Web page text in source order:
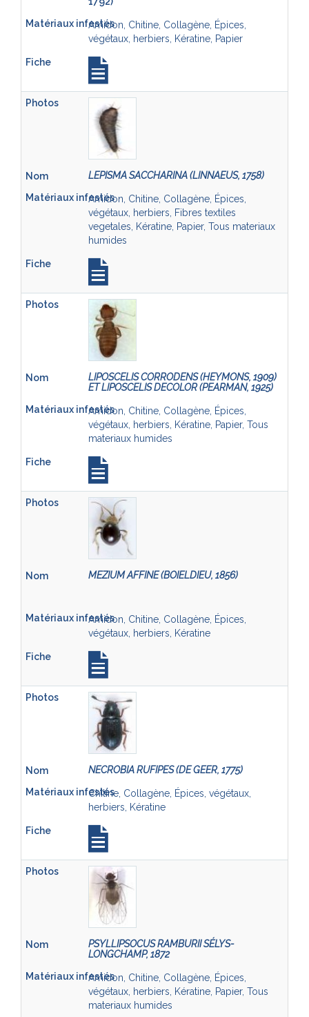
Amidon, Chitine, Collagène, Épices,
végétaux, herbiers, Kératine, Papier
LEPISMA SACCHARINA (LINNAEUS, 1758)
Amidon, Chitine, Collagène, Épices,
végétaux, herbiers, Fibres textiles
vegetales, Kératine, Papier, Tous materiaux
humides
LIPOSCELIS CORRODENS (HEYMONS, 1909)
ET LIPOSCELIS DECOLOR (PEARMAN, 1925)
Amidon, Chitine, Collagène, Épices,
végétaux, herbiers, Kératine, Papier, Tous
materiaux humides
MEZIUM AFFINE (BOIELDIEU, 1856)
Amidon, Chitine, Collagène, Épices,
végétaux, herbiers, Kératine
NECROBIA RUFIPES (DE GEER, 1775)
Chitine, Collagène, Épices, végétaux,
herbiers, Kératine
PSYLLIPSOCUS RAMBURII SÉLYS-
LONGCHAMP, 1872
Amidon, Chitine, Collagène, Épices,
végétaux, herbiers, Kératine, Papier, Tous
materiaux humides